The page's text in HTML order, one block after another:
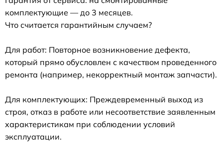
комплектующие — до 3 месяцев.
Что считается гарантийным случаем?
Для работ: Повторное возникновение дефекта,
который прямо обусловлен с качеством проведенного
ремонта (например, некорректный монтаж запчасти).
Для комплектующих: Преждевременный выход из
строя, отказ в работе или несоответствие заявленным
характеристикам при соблюдении условий
эксплуатации.